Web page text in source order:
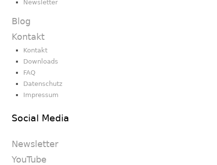
Newsletter
Blog
Kontakt
Kontakt
Downloads
FAQ
Datenschutz
Impressum
Social Media
Newsletter
YouTube